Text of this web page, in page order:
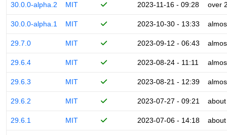
30.0.0-alpha.2 MIT 2023-11-16 - 09:28 over
30.0.0-alpha.1 MIT 2023-10-30 - 13:33
29.7.0 MIT 2023-09-12 - 06:43
29.6.4 MIT 2023-08-24 - 11:11
29.6.3 MIT 2023-08-21 - 12:39
29.6.2 MIT 2023-07-27 - 09:21
29.6.1 MIT 2023-07-06 - 14:18